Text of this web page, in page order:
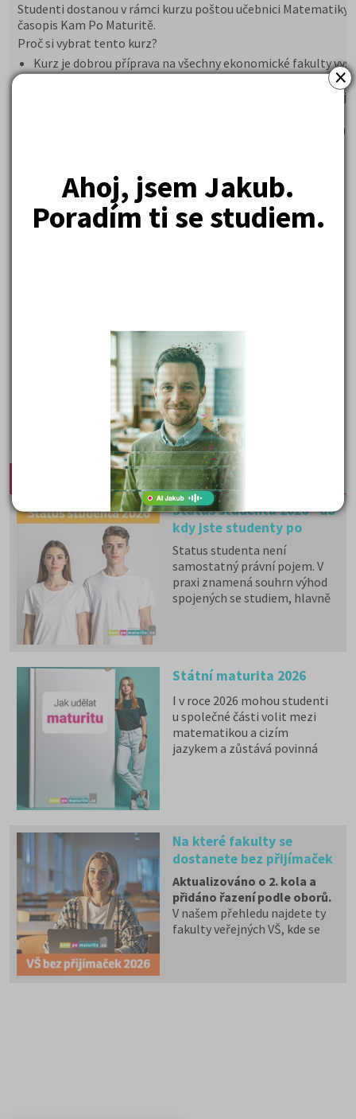
×
Ahoj, jsem Jakub.
Poradím ti se studiem.
Studenti dostanou v rámci kurzu poštou učebnici Matematiky
časopis Kam Po Maturitě.
Proč si vybrat tento kurz?
Kurz je dobrou příprava na všechny ekonomické fakulty
škol
Studenti procvičují úlohy a příkladů, které se objevují u
Prověřují svoje znalosti ze středoškolského studia k
5 590 Kč
PŘIHLÁSIT SE
Doporučené články:
Status studenta 2026 - do
kdy jste studenty po
maturitě?
Status studenta není
samostatný právní pojem. V
praxi znamená souhrn výhod
spojených se studiem, hlavně
Státní maturita 2026
I v roce 2026 mohou studenti
u společné části volit mezi
matematikou a cizím
jazykem a zůstává povinná
Na které fakulty se
dostanete bez přijímaček
2026?
Aktualizováno o 2. kola a
přidáno řazení podle oborů.
V našem přehledu najdete ty
fakulty veřejných VŠ, kde se